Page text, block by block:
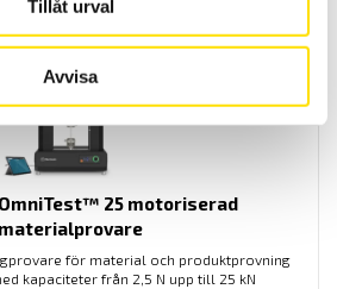
Tillåt urval
Avvisa
25 motoriserad
materialprovare
för material och produktprovning
kapaciteter från 2,5 N upp till 25 kN